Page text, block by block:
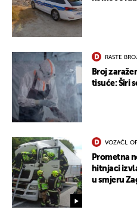
RASTE
Broj
tisuće: Širi
VOZAČI,
Prometna
hitnjaci
u smjeru